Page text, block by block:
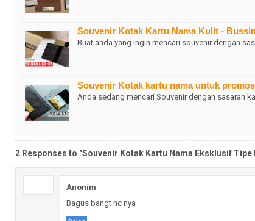
Souvenir Kotak Kartu Nama Kulit -
Buat anda yang ingin mencari souvenir dengan
Souvenir Kotak kartu nama untuk
Anda sedang mencari Souvenir dengan sasaran
2 Responses to "Souvenir Kotak Kartu Nama Eksklusif Tipe
Anonim
Bagus bangt nc nya